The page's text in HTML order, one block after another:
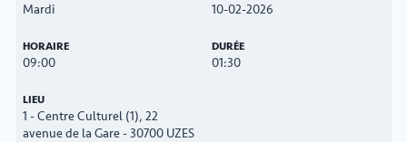
Mardi 10-02-2026
09:00 01:30
1 - Centre Culturel (1), 22
avenue de la Gare - 30700 UZES